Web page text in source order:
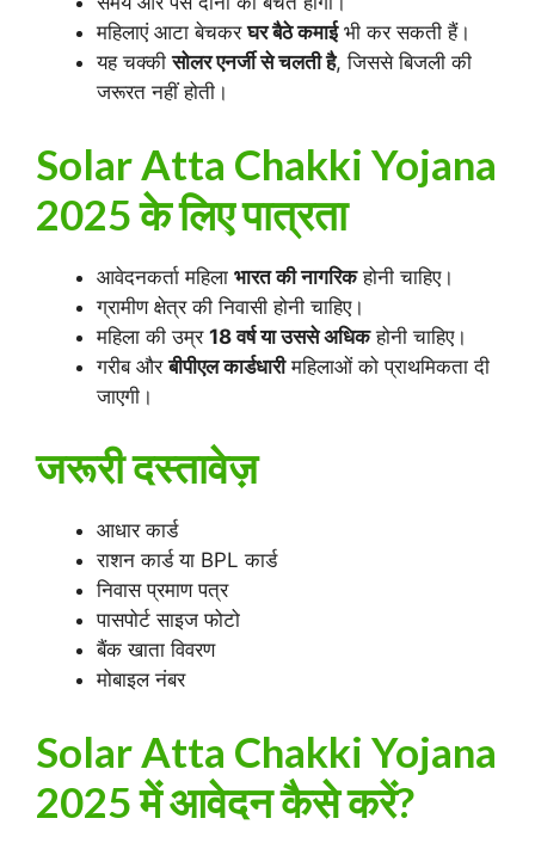
महिलाएं आटा बेचकरघर बैठे कमाईभी कर सकती हैं।
यह चक्कीसोलर एनर्जी से चलती है, जिससे बिजली की
जरूरत नहीं होती।
Solar Atta Chakki Yojana
2025 के लिए पात्रता
आवेदनकर्ता महिला भारत की नागरिकहोनी चाहिए।
ग्रामीण क्षेत्र की निवासी होनी चाहिए।
महिला की उम्र 18 वर्ष या उससे अधिकहोनी चाहिए।
गरीब औरबीपीएल कार्डधारीमहिलाओं को प्राथमिकता दी
जाएगी।
जरूरी दस्तावेज़
आधार कार्ड
राशन कार्ड या BPL कार्ड
निवास प्रमाण पत्र
पासपोर्ट साइज फोटो
बैंक खाता विवरण
मोबाइल नंबर
Solar Atta Chakki Yojana
2025 में आवेदन कैसे करें?